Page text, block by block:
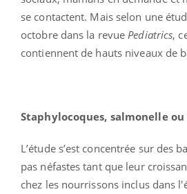
se contactent. Mais selon une
octobre dans la revue Pediatrics,
contiennent de hauts niveaux de
Staphylocoques, salmonelle ou
L’étude s’est concentrée sur des
pas néfastes tant que leur
chez les nourrissons inclus dans